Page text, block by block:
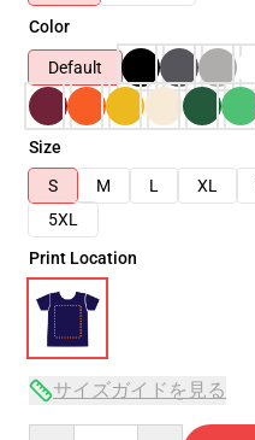
Color
Default
Size
S
M L XL
5XL
Print Location
サイズガイドを見る